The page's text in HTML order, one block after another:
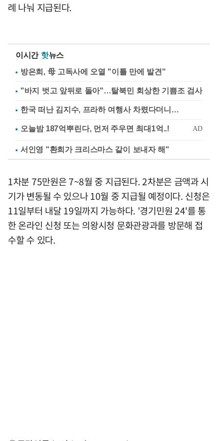
례 나눠 지급된다.
이시간 핫뉴스
방은희, 母 고독사에 오열 "이틀 만에 발견"
"바지 벗고 앞뒤로 돌아"…탈북민 회상한 기쁨조 검사
한국 떠난 김지수, 프라하 여행사 차렸다더니…
서인영 "환희가 크리스마스 같이 보내자 해"
1차분 75만원은 7~8월 중 지급된다. 2차분은 금액과 시
기가 변동될 수 있으나 10월 중 지급될 예정이다. 신청은
11일부터 내달 19일까지 가능하다. '경기민원 24'를 통
한 온라인 신청 또는 의왕시청 문화관광과를 방문해 접
수할 수 있다.